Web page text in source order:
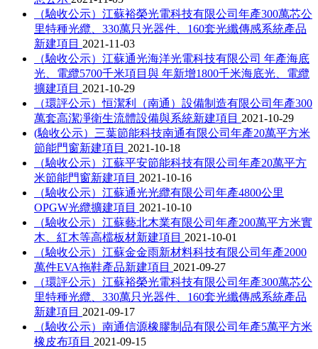
（驗收公示）江蘇裕榮光電科技有限公司年產300萬芯公
里特種光纜、330萬只光器件、160套光纖傳感系統產品
新建項目 2021-11-03
（驗收公示）江蘇通光海洋光電科技有限公司 年產海底
光、電纜5700千米項目與 年新增1800千米海底光、電纜
擴建項目 2021-10-29
（環評公示）恒潔利（南通）設備制造有限公司年產300
萬套高潔凈衛生流體設備與系統新建項目 2021-10-29
(驗收公示）三葉節能科技南通有限公司年產20萬平方米
節能門窗新建項目 2021-10-18
（驗收公示）江蘇平安節能科技有限公司年產20萬平方
米節能門窗新建項目 2021-10-16
（驗收公示）江蘇通光光纜有限公司年產4800公里
OPGW光纜擴建項目 2021-10-10
（驗收公示）江蘇藝北木業有限公司年產200萬平方米實
木、紅木等高檔板材新建項目 2021-10-01
（驗收公示）江蘇金金雨新材料科技有限公司年產2000
萬件EVA拖鞋產品新建項目 2021-09-27
（環評公示）江蘇裕榮光電科技有限公司年產300萬芯公
里特種光纜、330萬只光器件、160套光纖傳感系統產品
新建項目 2021-09-17
（驗收公示）南通信源橡膠制品有限公司年產5萬平方米
橡皮布項目 2021-09-15